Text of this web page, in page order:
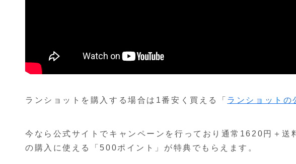
ランショットを購入する場合は1番安く買える「 ランショットの
今なら公式サイトでキャンペーンを行っており通常1620円＋送
の購入に使える「500ポイント」が特典でもらえます。